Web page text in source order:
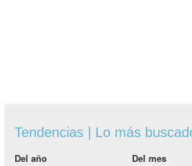
Tendencias | Lo más
Del año Del mes